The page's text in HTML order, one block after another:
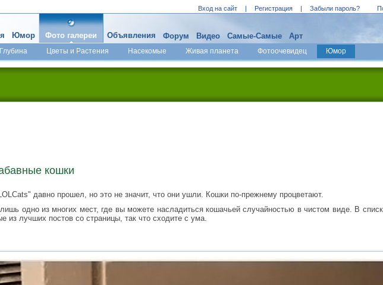
Вход на сайт | Регистрация | Забыли пароль?
Юмор Фото галереи
Глубина Цветы и Растения Насекомые Живая планета Фотоочевидец Юмор
Объявления Форум Видео Самые-Самые Арт
кошки
давно прошел, но это не значит, что они ушли. Кошки по-прежнему процветают.
одно из многих мест, где вы можете насладиться кошачьей случайностью в чистом виде. В
из лучших постов со страницы, так что сходите с ума.